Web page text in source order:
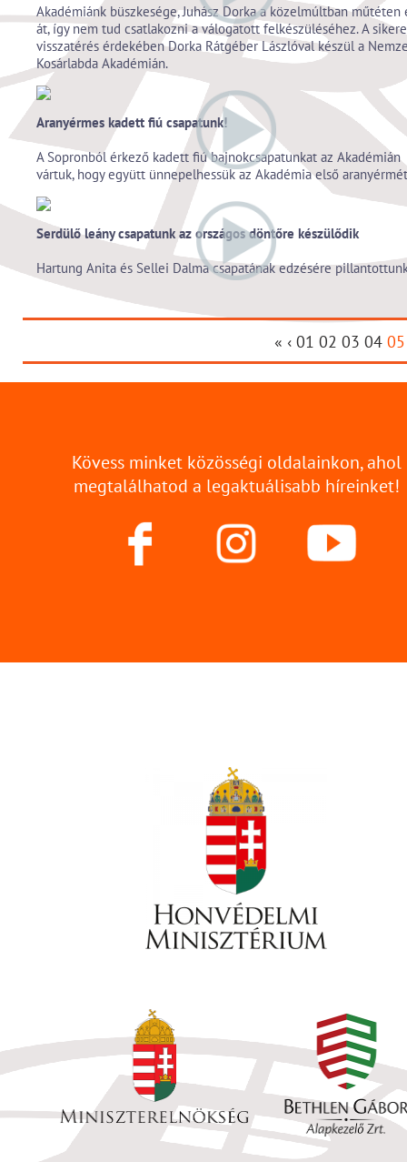
Akadémiánk büszkesége, Juhász Dorka a közelmúltban műtéten
át, így nem tud csatlakozni a válogatott felkészüléséhez. A
visszatérés érdekében Dorka Rátgéber Lászlóval készül a
Kosárlabda Akadémián.
Aranyérmes kadett fiú csapatunk!
A Sopronból érkező kadett fiú bajnokcsapatunkat az Akadémián
vártuk, hogy együtt ünnepelhessük az Akadémia első
Serdülő leány csapatunk az országos döntőre készülődik
Hartung Anita és Sellei Dalma csapatának edzésére
« ‹ 01 02 03 04 05
Kövess minket közösségi oldalainkon, ahol
megtalálhatod a legaktuálisabb híreinket!